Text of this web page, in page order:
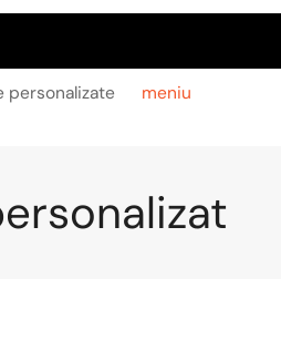
personalizate
meniu